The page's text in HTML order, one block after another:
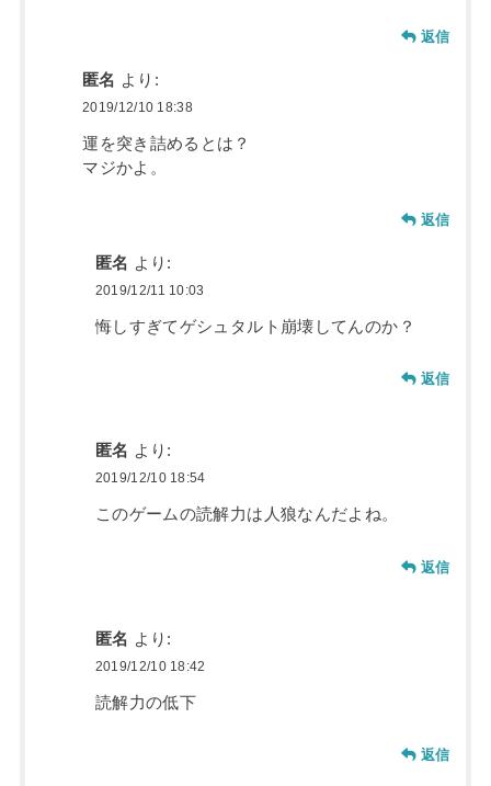
返信
匿名 より:
2019/12/10 18:38
運を突き詰めるとは？
マジかよ。
返信
匿名 より:
2019/12/11 10:03
悔しすぎてゲシュタルト崩壊してんのか？
返信
匿名 より:
2019/12/10 18:54
このゲームの読解力は人狼なんだよね。
返信
匿名 より:
2019/12/10 18:42
読解力の低下
返信